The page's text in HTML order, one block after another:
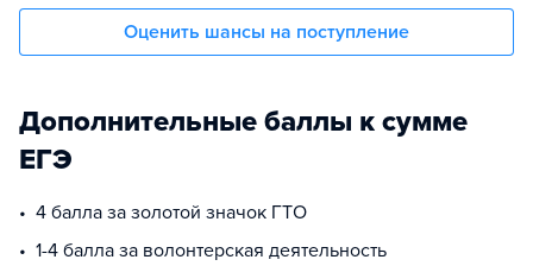
Оценить шансы на поступление
Дополнительные баллы к сумме
ЕГЭ
4 балла за золотой значок ГТО
1-4 балла за волонтерская деятельность